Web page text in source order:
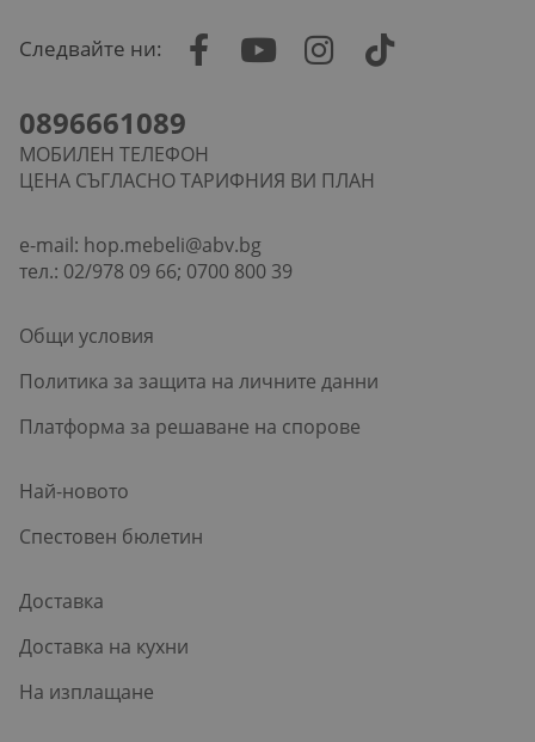
Следвайте ни:
0896661089
МОБИЛЕН ТЕЛЕФОН
ЦЕНА СЪГЛАСНО ТАРИФНИЯ ВИ ПЛАН
e-mail: hop.mebeli@abv.bg
тел.: 02/978 09 66; 0700 800 39
Общи условия
Политика за защита на личните данни
Платформа за решаване на спорове
Най-новото
Спестовен бюлетин
Доставка
Доставка на кухни
На изплащане